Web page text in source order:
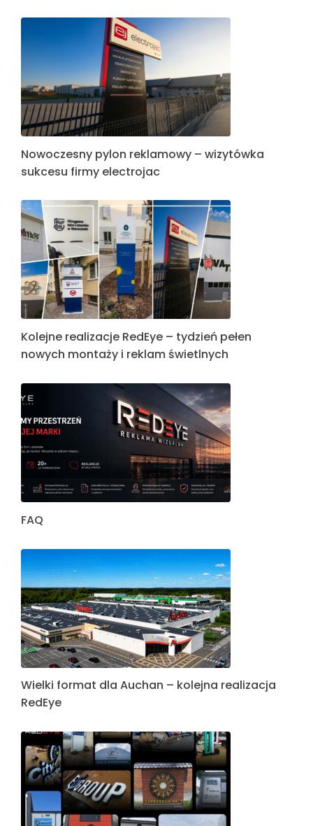
Nowoczesny pylon reklamowy – wizytówka
sukcesu firmy electrojac
Kolejne realizacje RedEye – tydzień pełen
nowych montaży i reklam świetlnych
FAQ
Wielki format dla Auchan – kolejna realizacja
RedEye